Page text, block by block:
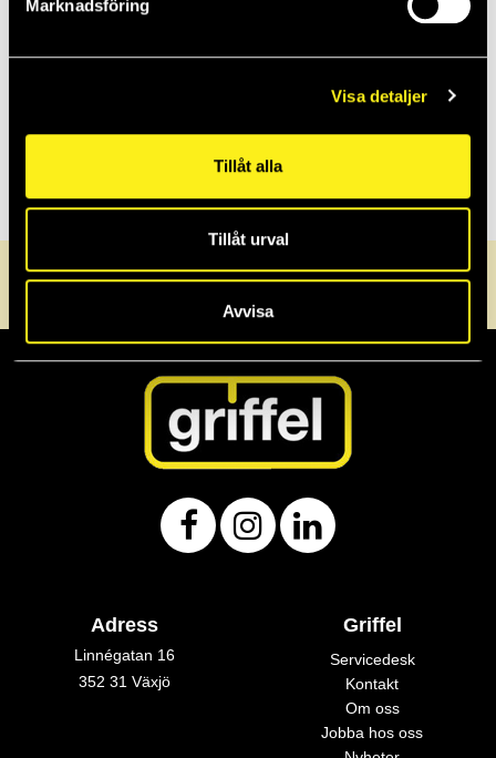
Marknadsföring
Visa detaljer
Tillåt alla
Tillåt urval
Avvisa
0470-72 30 40 info@griffel.se Servicedesk
Adress
Linnégatan 16
352 31 Växjö
Griffel
Servicedesk
Kontakt
Om oss
Jobba hos oss